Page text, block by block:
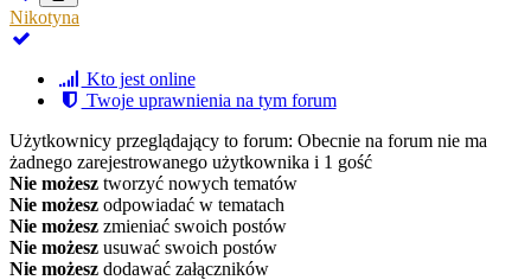
Nikotyna
Kto jest online
Twoje uprawnienia na tym forum
Użytkownicy przeglądający to forum: Obecnie na forum nie ma
żadnego zarejestrowanego użytkownika i 1 gość
Nie możesz tworzyć nowych tematów
Nie możesz odpowiadać w tematach
Nie możesz zmieniać swoich postów
Nie możesz usuwać swoich postów
Nie możesz dodawać załączników